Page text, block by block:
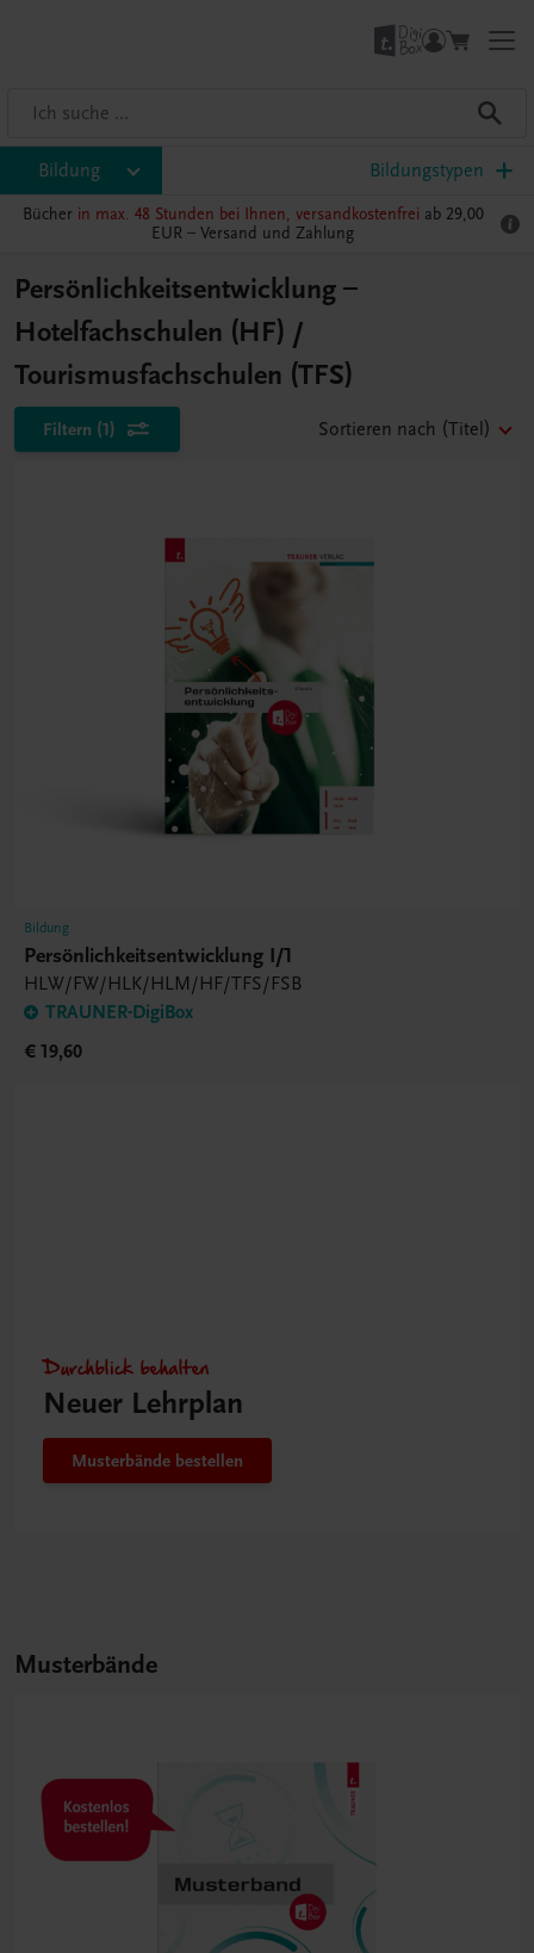
Bildung Bildungstypen
Bücher in max. 48 Stunden bei Ihnen, versandkostenfrei ab 29,00
EUR – Versand und Zahlung
Persönlichkeitsentwicklung –
Hotelfachschulen (HF) /
Tourismusfachschulen (TFS)
Filtern (1) Sortieren nach (Titel)
Bildung
Persönlichkeitsentwicklung I/1
HLW/FW/HLK/HLM/HF/TFS/FSB
TRAUNER-DigiBox
€ 19,60
Durchblick behalten
Neuer Lehrplan
Musterbände bestellen
Musterbände